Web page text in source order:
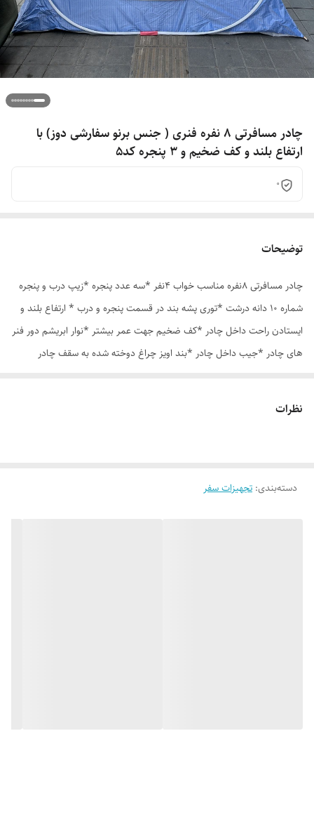
چادر مسافرتی 8 نفره فنری ( جنس برنو سفارشی دوز) با
ارتفاع بلند و کف ضخیم و 3 پنجره کد5
0
توضیحات
چادر مسافرتی 8نفره مناسب خواب 4نفر *سه عدد پنجره *زیپ درب و پنجره
شماره 10 دانه درشت *توری پشه بند در قسمت پنجره و درب * ارتفاع بلند و
ایستادن راحت داخل چادر *کف ضخیم جهت عمر بیشتر *نوار ابریشم دور فنر
های چادر *جیب داخل چادر *بند اویز چراغ دوخته شده به سقف چادر
نظرات
دسته‌بندی: تجهیزات سفر